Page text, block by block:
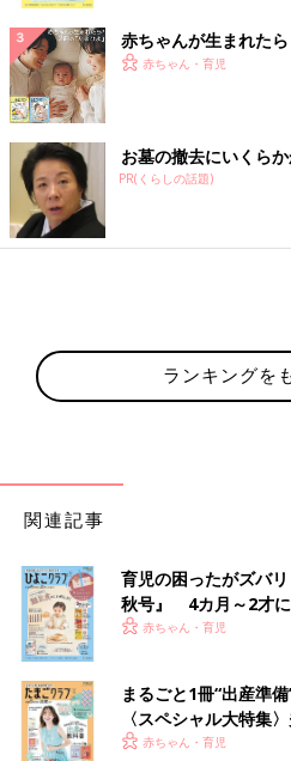
ーゼットを作ったみたい。つっぱ
も確保。使用している収納ボック
お支度スペースに！マルチ
赤ちゃんが生まれた
赤ちゃん・育児
お墓の撤去にいくら
PR(くらしの話題)
ランキングを
関連記事
育児の困ったがズバ
秋号』 4カ月～2才に
いっぱい！
赤ちゃん・育児
まるごと1冊“出産準
〈スペシャル大特集
赤ちゃん・育児